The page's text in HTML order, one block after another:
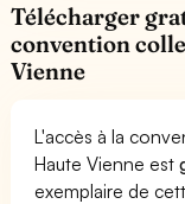
Télécharger
convention
Vienne
L'accès à la
Haute Vienne est
exemplaire de